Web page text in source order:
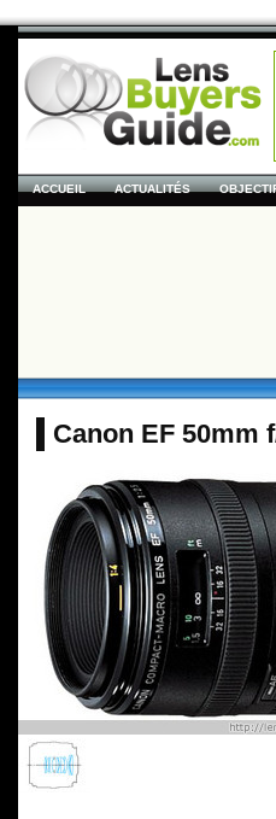
ACCUEIL ACTUALITÉS
Canon EF 50mm